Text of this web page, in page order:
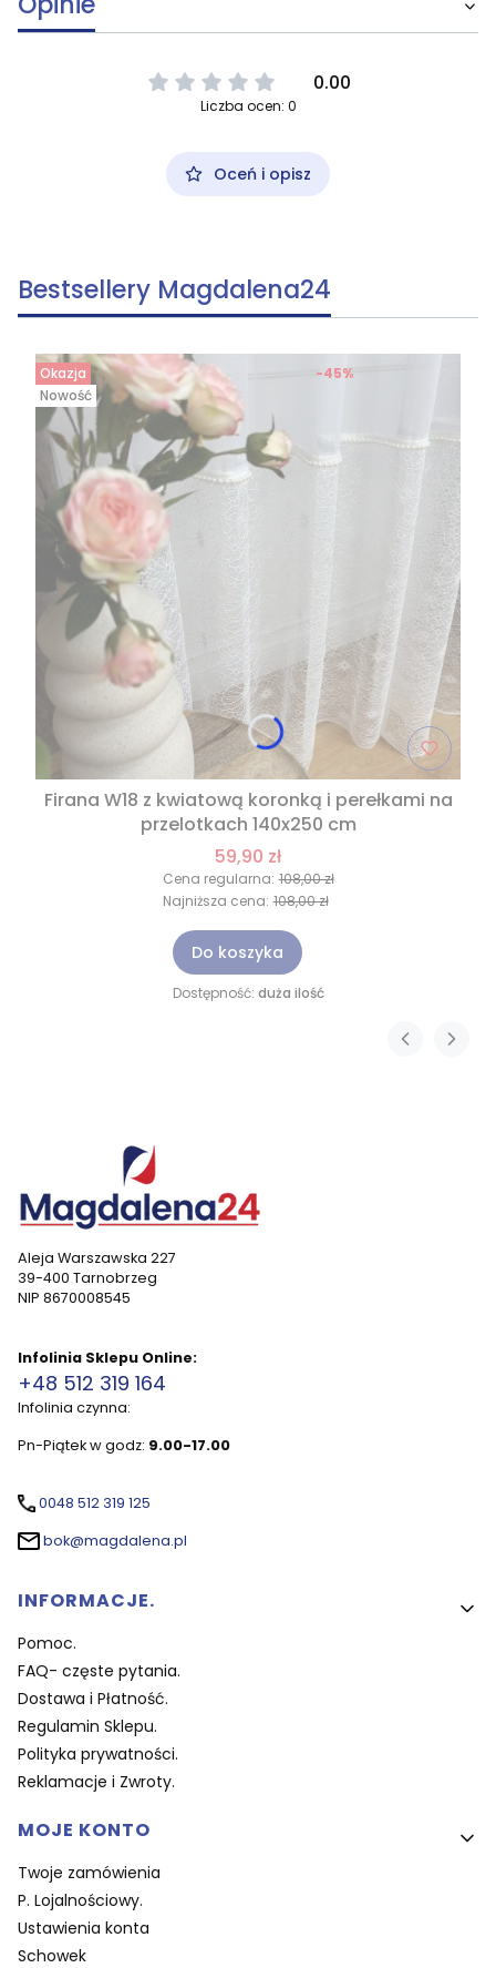
0.00
Liczba ocen: 0
Oceń i opisz
Bestsellery Magdalena24
Okazja
Nowość
Firana W18 z kwiatową koronką i perełkami na
przelotkach 140x250 cm
59,90 zł
Cena regularna: 108,00 zł
-45%
Najniższa cena: 108,00 zł
Do koszyka
Dostępność: duża ilość
Aleja Warszawska 227
39-400 Tarnobrzeg
NIP 8670008545
Infolinia Sklepu Online:
+48 512 319 164
Infolinia czynna:
Pn-Piątek w godz: 9.00-17.00
0048 512 319 125
bok@magdalena.pl
Linki w stopce
INFORMACJE.
Pomoc.
FAQ- częste pytania.
Dostawa i Płatność.
Regulamin Sklepu.
Polityka prywatności.
Reklamacje i Zwroty.
MOJE KONTO
Twoje zamówienia
P. Lojalnościowy.
Ustawienia konta
Schowek